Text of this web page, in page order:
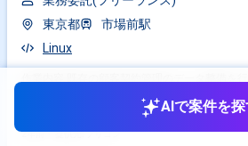
東京都
市場前駅
Linux
作業内容 既存の顧客契約管理のデータ整備を
ファイル転送、ネットワーク等） ・各種
2年前・提供元: フリコン
AIで案件を探